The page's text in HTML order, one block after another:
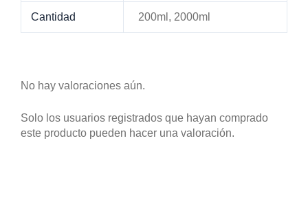
Cantidad 200ml, 2000ml
No hay valoraciones aún.
Solo los usuarios registrados que hayan comprado
este producto pueden hacer una valoración.